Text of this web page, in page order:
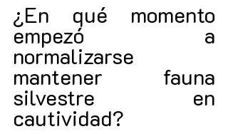
¿En qué momento
empezó a
normalizarse
mantener fauna
silvestre en
cautividad?